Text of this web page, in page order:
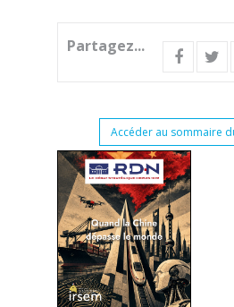
Partagez...
Accéder au sommaire